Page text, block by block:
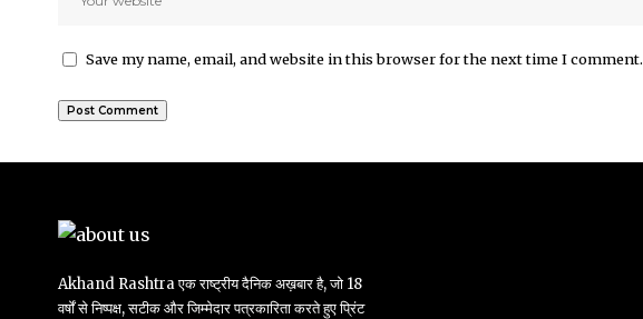
Save my name, email, and website in this browser for the next time I comment.
Akhand Rashtra एक राष्ट्रीय दैनिक अख़बार है, जो 18
वर्षों से निष्पक्ष, सटीक और जिम्मेदार पत्रकारिता करते हुए प्रिंट